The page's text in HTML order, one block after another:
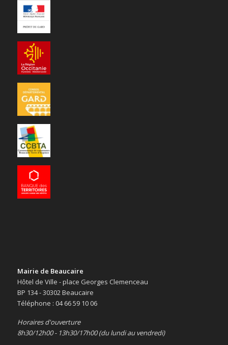
Mairie de Beaucaire
Hôtel de Ville - place Georges Clemenceau
BP 134 - 30302 Beaucaire
Téléphone : 04 66 59 10 06
Horaires d'ouverture
8h30/12h00 - 13h30/17h00 (du lundi au vendredi)